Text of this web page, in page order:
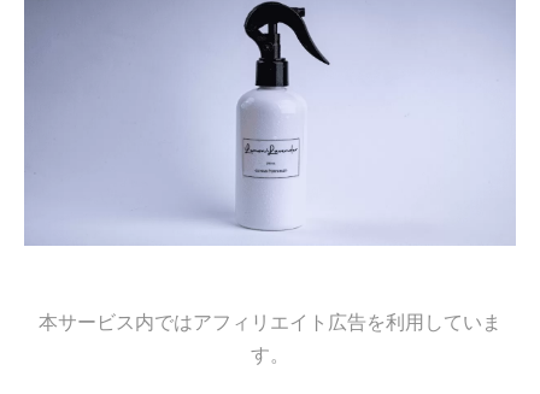
本サービス内ではアフィリエイト広告を利用していま
す。